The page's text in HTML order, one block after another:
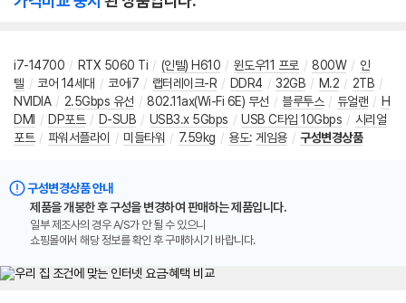
i7-14700 / RTX 5060 Ti / (인텔) H610 / 윈도우11 프로 / 800W / 인
텔 / 코어 14세대 / 코어i7 / 랩터레이크-R / DDR4 / 32GB / M.2 / 2TB /
NVIDIA / 2.5Gbps 유선 / 802.11ax(Wi-Fi 6E) 무선 / 블루투스 / 듀얼랜 / H
DMI
/ DP포트 / D-SUB / USB3.x 5Gbps / USB C타입 10Gbps / 시리얼
포트 / 파워서플라이 / 미들타워 / 7.59kg / 용도: 게임용 / 구성변경상품
구성변경상품 안내
제품을 개봉한 후 구성을 변경하여 판매하는 제품입니다.
일부 제조사의 경우 A/S가 안 될 수 있으니
쇼핑몰에서 해당 정보를 확인 후 구매하시기 바랍니다.